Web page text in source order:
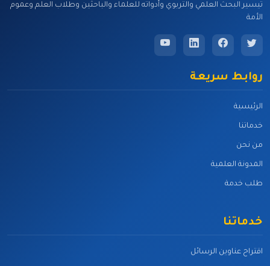
تيسير البحث العلمي والتربوي وأدواته للعلماء والباحثين وطلاب العلم وعموم
الأمة
روابط سريعة
الرئيسية
خدماتنا
من نحن
المدونة العلمية
طلب خدمة
خدماتنا
اقتراح عناوين الرسائل